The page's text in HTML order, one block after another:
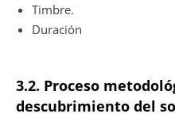
Timbre.
Duración
3.2. Proceso
descubrimiento del